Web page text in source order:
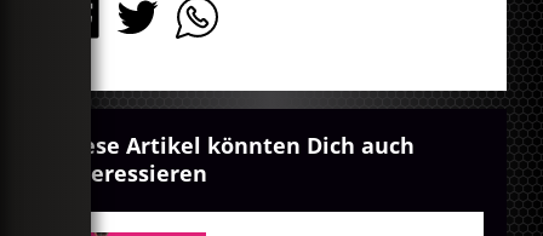
Diese Artikel könnten Dich auch
interessieren